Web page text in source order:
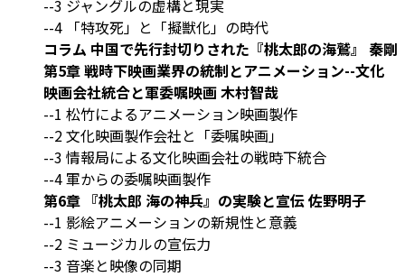
--3 ジャングルの虚構と現実
--4 「特攻死」と「擬獣化」の時代
コラム 中国で先行封切りされた『桃太郎の海鷲』 秦剛
第5章 戦時下映画業界の統制とアニメーション--文化
映画会社統合と軍委嘱映画 木村智哉
--1 松竹によるアニメーション映画製作
--2 文化映画製作会社と「委嘱映画」
--3 情報局による文化映画会社の戦時下統合
--4 軍からの委嘱映画製作
第6章 『桃太郎 海の神兵』の実験と宣伝 佐野明子
--1 影絵アニメーションの新規性と意義
--2 ミュージカルの宣伝力
--3 音楽と映像の同期